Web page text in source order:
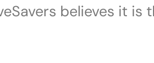
believes it